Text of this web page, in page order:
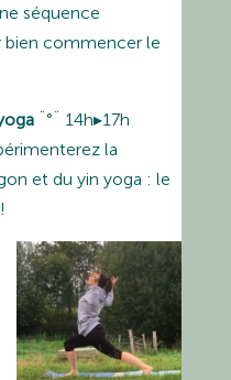
séquence
bien commencer le
¨°¨ 14h▸17h
la
et du yin yoga : le